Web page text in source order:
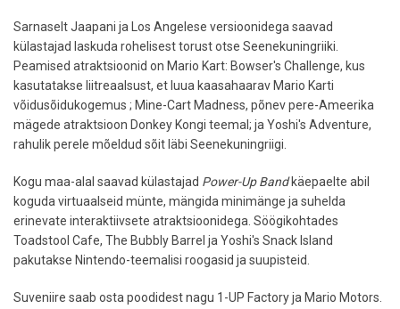
Sarnaselt Jaapani ja Los Angelese versioonidega saavad
külastajad laskuda rohelisest torust otse Seenekuningriiki.
Peamised atraktsioonid on Mario Kart: Bowser's Challenge, kus
kasutatakse liitreaalsust, et luua kaasahaarav Mario Karti
võidusõidukogemus ; Mine-Cart Madness, põnev pere-Ameerika
mägede atraktsioon Donkey Kongi teemal; ja Yoshi's Adventure,
rahulik perele mõeldud sõit läbi Seenekuningriigi.
Kogu maa-alal saavad külastajad Power-Up Bandkäepaelte abil
koguda virtuaalseid münte, mängida minimänge ja suhelda
erinevate interaktiivsete atraktsioonidega. Söögikohtades
Toadstool Cafe, The Bubbly Barrel ja Yoshi's Snack Island
pakutakse Nintendo-teemalisi roogasid ja suupisteid.
Suveniire saab osta poodidest nagu 1-UP Factory ja Mario Motors.